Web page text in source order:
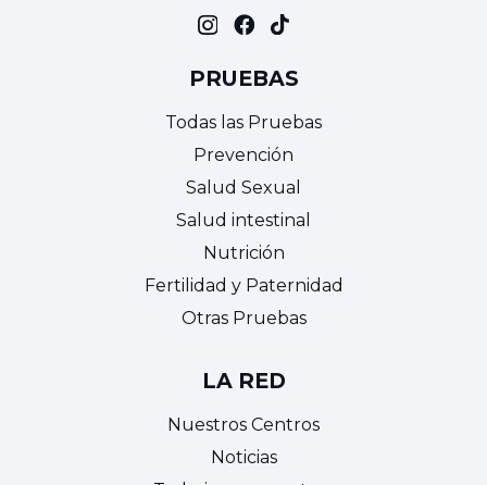
PRUEBAS
Todas las Pruebas
Prevención
Salud Sexual
Salud intestinal
Nutrición
Fertilidad y Paternidad
Otras Pruebas
LA RED
Nuestros Centros
Noticias